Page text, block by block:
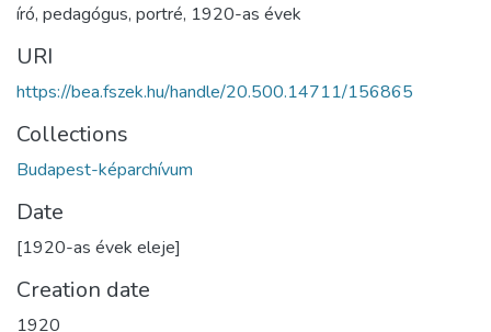
író, pedagógus, portré, 1920-as évek
URI
https://bea.fszek.hu/handle/20.500.14711/156865
Collections
Budapest-képarchívum
Date
[1920-as évek eleje]
Creation date
1920